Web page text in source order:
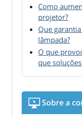
Como
projetor?
Que
lâmpada?
O que
que
Sobre a